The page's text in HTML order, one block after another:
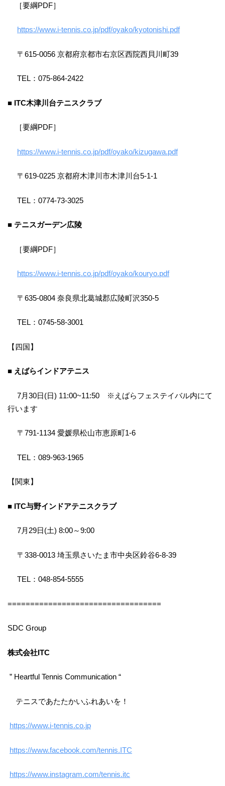
［要綱PDF］
https://www.i-tennis.co.jp/pdf/oyako/kyotonishi.pdf
〒615-0056 京都府京都市右京区西院西貝川町39
TEL：075-864-2422
■ ITC木津川台テニスクラブ
［要綱PDF］
https://www.i-tennis.co.jp/pdf/oyako/kizugawa.pdf
〒619-0225 京都府木津川市木津川台5-1-1
TEL：0774-73-3025
■ テニスガーデン広陵
［要綱PDF］
https://www.i-tennis.co.jp/pdf/oyako/kouryo.pdf
〒635-0804 奈良県北葛城郡広陵町沢350-5
TEL：0745-58-3001
【四国】
■ えばらインドアテニス
7月30日(日) 11:00~11:50 ※えばらフェステイバル内にて
行います
〒791-1134 愛媛県松山市恵原町1-6
TEL：089-963-1965
【関東】
■ ITC与野インドアテニスクラブ
7月29日(土) 8:00～9:00
〒338-0013 埼玉県さいたま市中央区鈴谷6-8-39
TEL：048-854-5555
==================================
SDC Group
株式会社ITC
” Heartful Tennis Communication “
テニスであたたかいふれあいを！
https://www.i-tennis.co.jp
https://www.facebook.com/tennis.ITC
https://www.instagram.com/tennis.itc